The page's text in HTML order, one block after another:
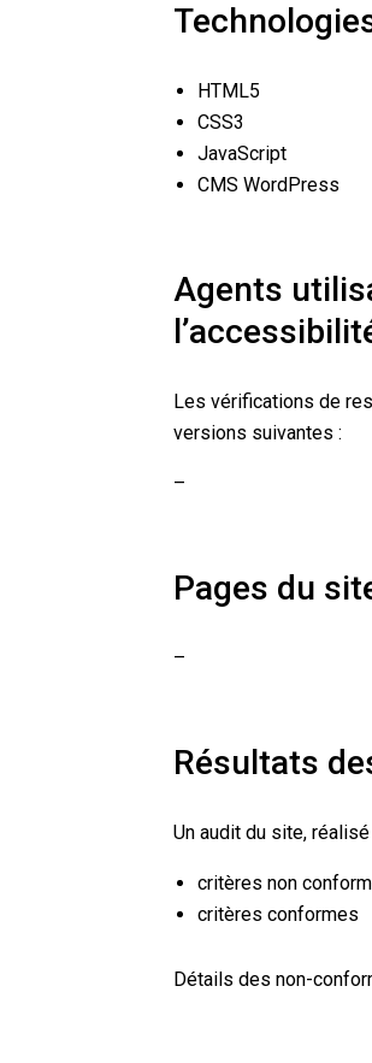
HTML5
CSS3
JavaScript
CMS WordPress
Agents
Les vérifications de
versions suivantes :
–
Pages du
–
Résultats
Un audit du site,
critères non
critères conformes
Détails des non-